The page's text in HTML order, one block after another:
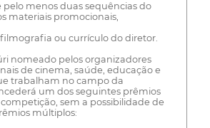
pelo menos duas sequências do
materiais promocionais,
ou currículo do diretor.
nomeado pelos organizadores
de cinema, saúde, educação e
trabalham no campo da
um dos seguintes prêmios
sem a possibilidade de
múltiplos: